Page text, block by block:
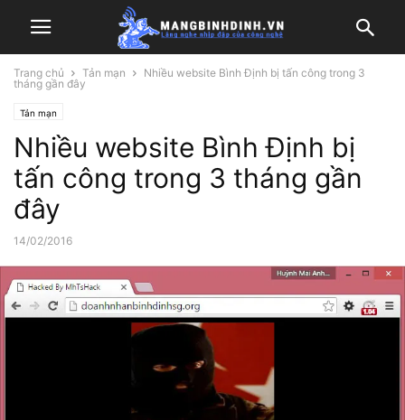
Trang chủ Tản mạn
Nhiều website Bình Định bị tấn công trong 3
tháng gần đây
Tản mạn
Nhiều website Bình Định bị
tấn công trong 3 tháng gần
đây
14/02/2016